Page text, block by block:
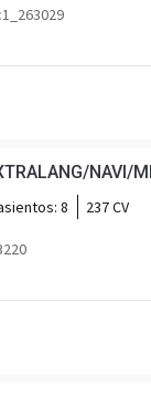
NAVI/
8
237 CV